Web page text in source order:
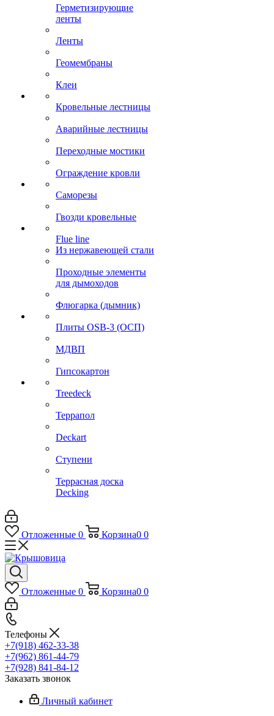
Герметизирующие
ленты
Ленты
Геомембраны
Клеи
Кровельные лестницы
Аварийные лестницы
Переходные мостики
Ограждение кровли
Саморезы
Гвозди кровельные
Flue line
Из нержавеющей стали
Проходные элементы
для дымоходов
Флюгарка (дымник)
Плиты OSB-3 (ОСП)
МДВП
Гипсокартон
Treedeck
Террапол
Deckart
Ступени
Террасная доска
Decking
Отложенные 0 Корзина0 0
Отложенные 0 Корзина0 0
Телефоны
+7(918) 462-33-38
+7(962) 861-44-79
+7(928) 841-84-12
Заказать звонок
Личный кабинет